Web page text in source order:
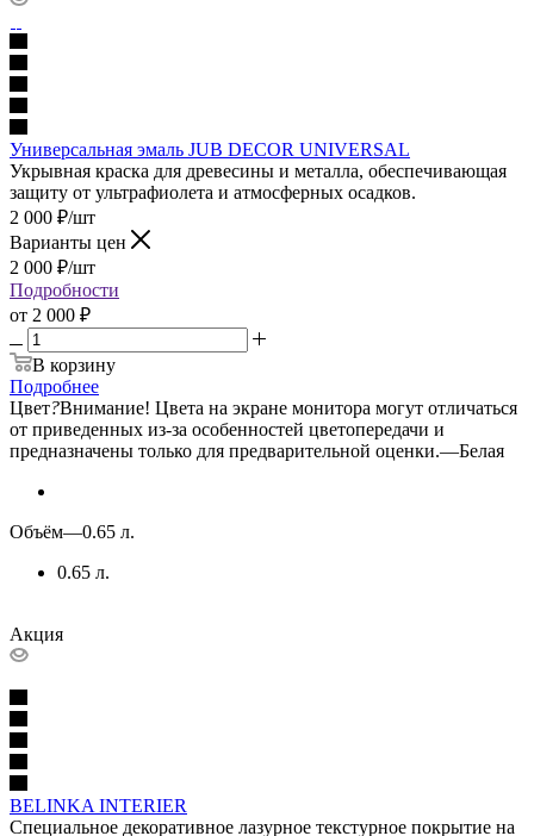
Универсальная эмаль JUB DECOR UNIVERSAL
Укрывная краска для древесины и металла, обеспечивающая
защиту от ультрафиолета и атмосферных осадков.
2 000 ₽/шт
Варианты цен
2 000 ₽/шт
Подробности
от 2 000 ₽
В корзину
Подробнее
Цвет?Внимание! Цвета на экране монитора могут отличаться
от приведенных из-за особенностей цветопередачи и
предназначены только для предварительной оценки.—Белая
Объём—0.65 л.
0.65 л.
Акция
BELINKA INTERIER
Специальное декоративное лазурное текстурное покрытие на